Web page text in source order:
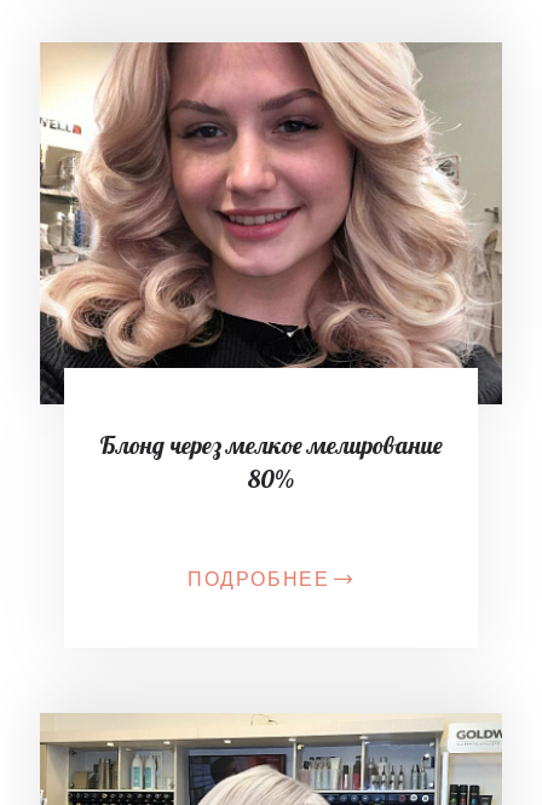
Блонд через мелкое мелирование
80%
ПОДРОБНЕЕ